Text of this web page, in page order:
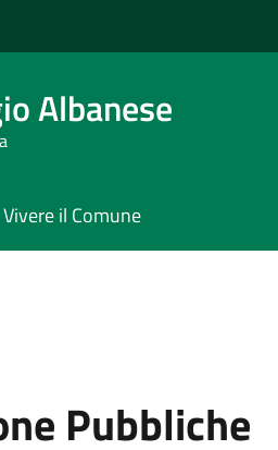
Albanese
Vivere il Comune
Pubbliche